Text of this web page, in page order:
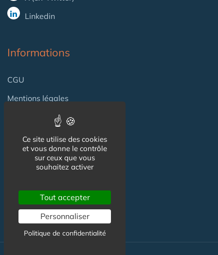
Linkedin
Informations
CGU
Mentions légales
Contact
Contact
Ce site utilise des cookies
et vous donne le contrôle
sur ceux que vous
souhaitez activer
Tout accepter
Personnaliser
Politique de confidentialité